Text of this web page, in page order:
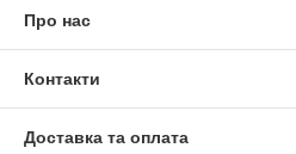
Про нас
Контакти
Доставка та оплата